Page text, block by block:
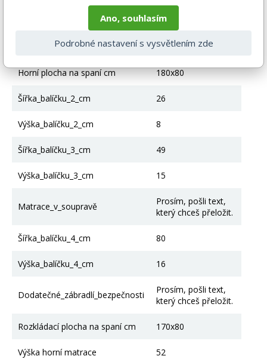
Kontejner na lůžkoviny Ano
Počet kontejnerů na podestýlku 2
Horní plocha na spaní cm 180x80
Šířka_balíčku_2_cm 26
Výška_balíčku_2_cm 8
Šířka_balíčku_3_cm 49
Výška_balíčku_3_cm 15
Matrace_v_soupravě
Prosím, pošli text,
který chceš přeložit.
Šířka_balíčku_4_cm 80
Výška_balíčku_4_cm 16
Dodatečné_zábradlí_bezpečnosti
Prosím, pošli text,
který chceš přeložit.
Rozkládací plocha na spaní cm 170x80
Výška horní matrace 52
Ano, souhlasím
Podrobné nastavení s vysvětlením zde